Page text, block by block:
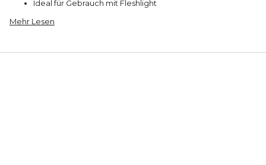
Ideal für Gebrauch mit Fleshlight
Mehr Lesen